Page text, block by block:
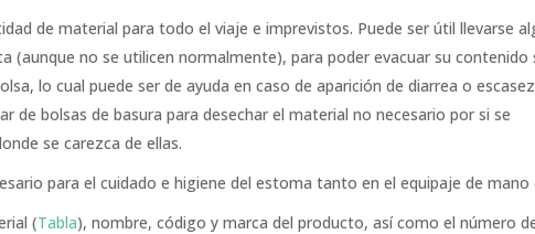
de material para todo el viaje e imprevistos. Puede ser útil llevarse
(aunque no se utilicen normalmente), para poder evacuar su contenido
lo cual puede ser de ayuda en caso de aparición de diarrea o
de bolsas de basura para desechar el material no necesario por si se
se carezca de ellas.
para el cuidado e higiene del estoma tanto en el equipaje de
(Tabla), nombre, código y marca del producto, así como el número